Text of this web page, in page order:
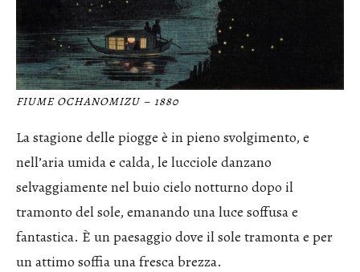
FIUME OCHANOMIZU – 1880
La stagione delle piogge è in pieno svolgimento, e
nell’aria umida e calda, le lucciole danzano
selvaggiamente nel buio cielo notturno dopo il
tramonto del sole, emanando una luce soffusa e
fantastica. È un paesaggio dove il sole tramonta e per
un attimo soffia una fresca brezza.